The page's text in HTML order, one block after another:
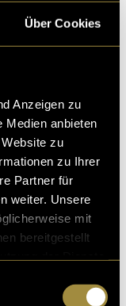
Über Cookies
Anzeigen zu
Medien anbieten
zu
zu Ihrer
Partner für
weiter. Unsere
mit
bereitgestellt